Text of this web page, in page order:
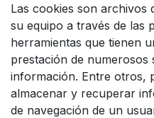
Las cookies son archivos
su equipo a través de las
herramientas que tienen
prestación de numerosos
información. Entre otros,
almacenar y recuperar
de navegación de un